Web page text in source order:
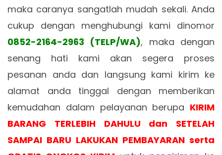
maka caranya sangatlah mudah sekali. Anda
cukup dengan menghubungi kami dinomor
0852-2164-2963 (TELP/WA), maka dengan
senang hati kami akan segera proses
pesanan anda dan langsung kami kirim ke
alamat anda tinggal dengan memberikan
kemudahan dalam pelayanan berupa KIRIM
BARANG TERLEBIH DAHULU dan SETELAH
SAMPAI BARU LAKUKAN PEMBAYARAN serta